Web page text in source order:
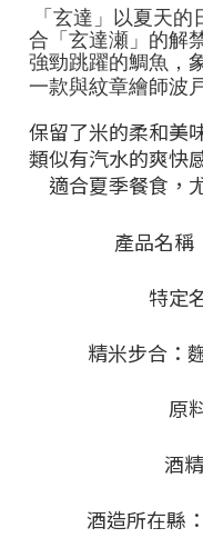
「玄達」以夏天
合「玄達瀬」的解
強勁跳躍的鯛魚，
一款與紋章繪師波
保留了米的柔和美
類似有汽水的爽快
適合夏季餐食，
產品名稱
特定
精米步合：
原
酒
酒造所在縣